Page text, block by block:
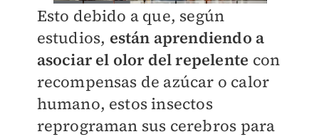
Esto debido a que, según
estudios, están aprendiendo a
asociar el olor del repelente con
recompensas de azúcar o calor
humano, estos insectos
reprograman sus cerebros para